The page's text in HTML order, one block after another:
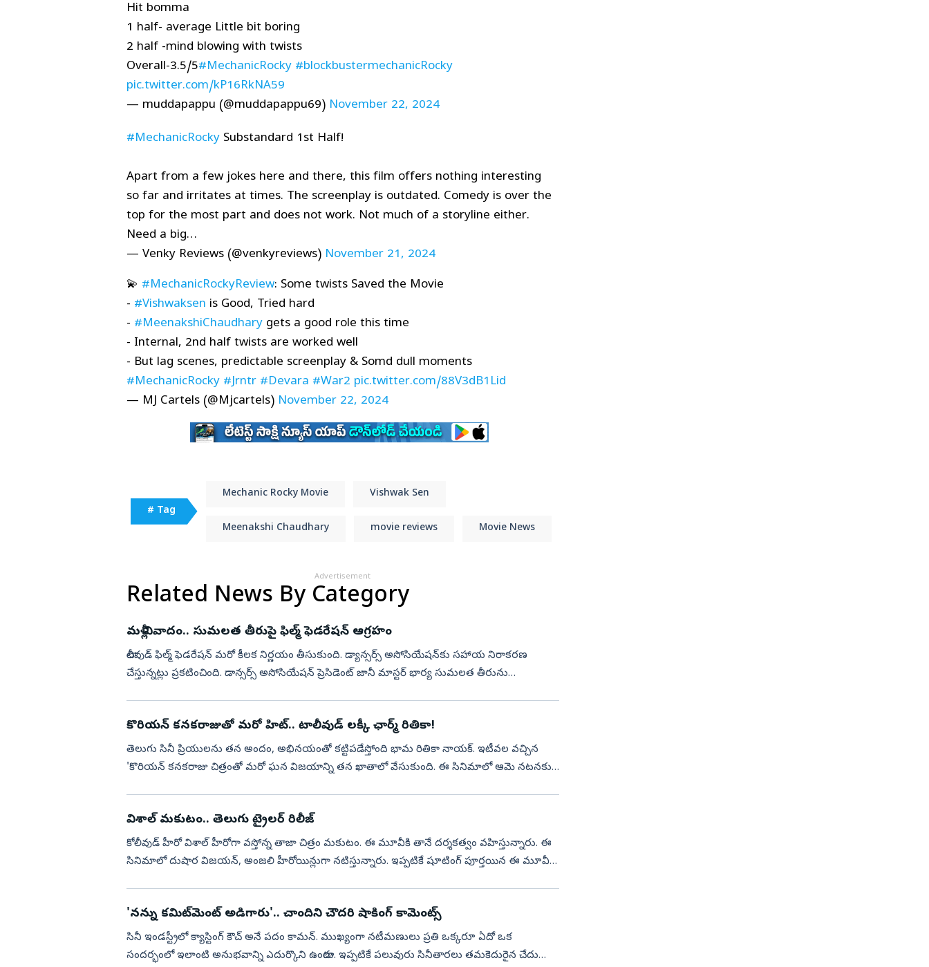
Hit bomma
1 half- average Little bit boring
2 half -mind blowing with twists
Overall-3.5/5#MechanicRocky #blockbustermechanicRocky
pic.twitter.com/kP16RkNA59
— muddapappu (@muddapappu69) November 22, 2024
#MechanicRockySubstandard 1st Half!
Apart from a few jokes here and there, this film offers nothing interesting
so far and irritates at times. The screenplay is outdated. Comedy is over the
top for the most part and does not work. Not much of a storyline either.
Need a big…
— Venky Reviews (@venkyreviews) November 21, 2024
💫 #MechanicRockyReview: Some twists Saved the Movie
- #Vishwaksen is Good, Tried hard
- #MeenakshiChaudharygets a good role this time
- Internal, 2nd half twists are worked well
- But lag scenes, predictable screenplay & Somd dull moments
#MechanicRocky #Jrntr #Devara #War2 pic.twitter.com/88V3dB1Lid
— MJ Cartels (@Mjcartels) November 22, 2024
# Tag
Mechanic Rocky Movie Vishwak Sen
Meenakshi Chaudhary movie reviews Movie News
Advertisement
Related News By Category
మళ్లీ వివాదం.. సుమలత తీరుపై ఫిల్మ్ ఫెడరేషన్ ఆగ్రహం
టాలీవుడ్ ఫిల్మ్ ఫెడరేషన్‌ మరో కీలక నిర్ణయం తీసుకుంది. డ్యాన్సర్స్ అసోసియేషన్‌కు సహాయ నిరాకరణ
చేస్తున్నట్లు ప్రకటించింది. డాన్సర్స్ అసోసియేషన్ ప్రెసిడెంట్ జానీ మాస్టర్ భార్య సుమలత తీరును
కొరియన్ కనకరాజుతో మరో హిట్.. టాలీవుడ్ లక్కీ ఛార్మ్‌ రితికా!
తెలుగు సినీ ప్రియులను తన అందం, అభినయంతో కట్టిపడేస్తోంది భామ రితికా నాయక్. ఇటీవల వచ్చిన
'కొరియన్ కనకరాజు చిత్రంతో మరో ఘన విజయాన్ని తన ఖాతాలో వేసుకుంది. ఈ సినిమాలో ఆమె నటనకు,
విశాల్ మకుటం.. తెలుగు ట్రైలర్ రిలీజ్
కోలీవుడ్ హీరో విశాల్ హీరోగా వస్తోన్న తాజా చిత్రం మకుటం. ఈ మూవీకి తానే దర్శకత్వం వహిస్తున్నారు. ఈ
సినిమాలో దుషార విజయన్, అంజలి హీరోయిన్లుగా నటిస్తున్నారు. ఇప్పటికే షూటింగ్ పూర్తయిన ఈ మూవీ
'నన్ను కమిట్‌మెంట్‌ అడిగారు'.. చాందిని చౌదరి షాకింగ్ కామెంట్స్
సినీ ఇండస్ట్రీలో క్యాస్టింగ్ కౌచ్ అనే పదం కామన్. ముఖ్యంగా నటీమణులు ప్రతి ఒక్కరూ ఏదో ఒక
సందర్భంలో ఇలాంటి అనుభవాన్ని ఎదుర్కొని ఉంటారు. ఇప్పటికే పలువురు సినీతారలు తమకెదురైన చేదు